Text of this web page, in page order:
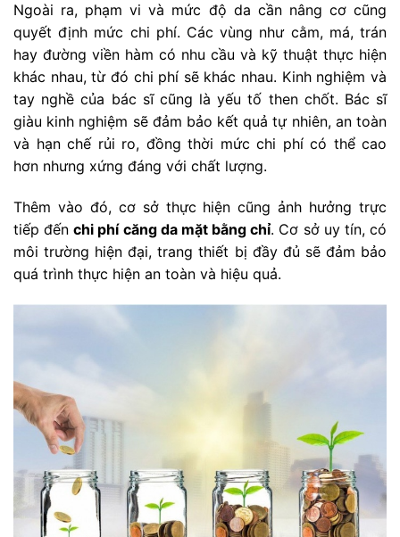
Ngoài ra, phạm vi và mức độ da cần nâng cơ cũng
quyết định mức chi phí. Các vùng như cằm, má, trán
hay đường viền hàm có nhu cầu và kỹ thuật thực hiện
khác nhau, từ đó chi phí sẽ khác nhau. Kinh nghiệm và
tay nghề của bác sĩ cũng là yếu tố then chốt. Bác sĩ
giàu kinh nghiệm sẽ đảm bảo kết quả tự nhiên, an toàn
và hạn chế rủi ro, đồng thời mức chi phí có thể cao
hơn nhưng xứng đáng với chất lượng.
Thêm vào đó, cơ sở thực hiện cũng ảnh hưởng trực
tiếp đếnchi phí căng da mặt bằng chỉ. Cơ sở uy tín, có
môi trường hiện đại, trang thiết bị đầy đủ sẽ đảm bảo
quá trình thực hiện an toàn và hiệu quả.